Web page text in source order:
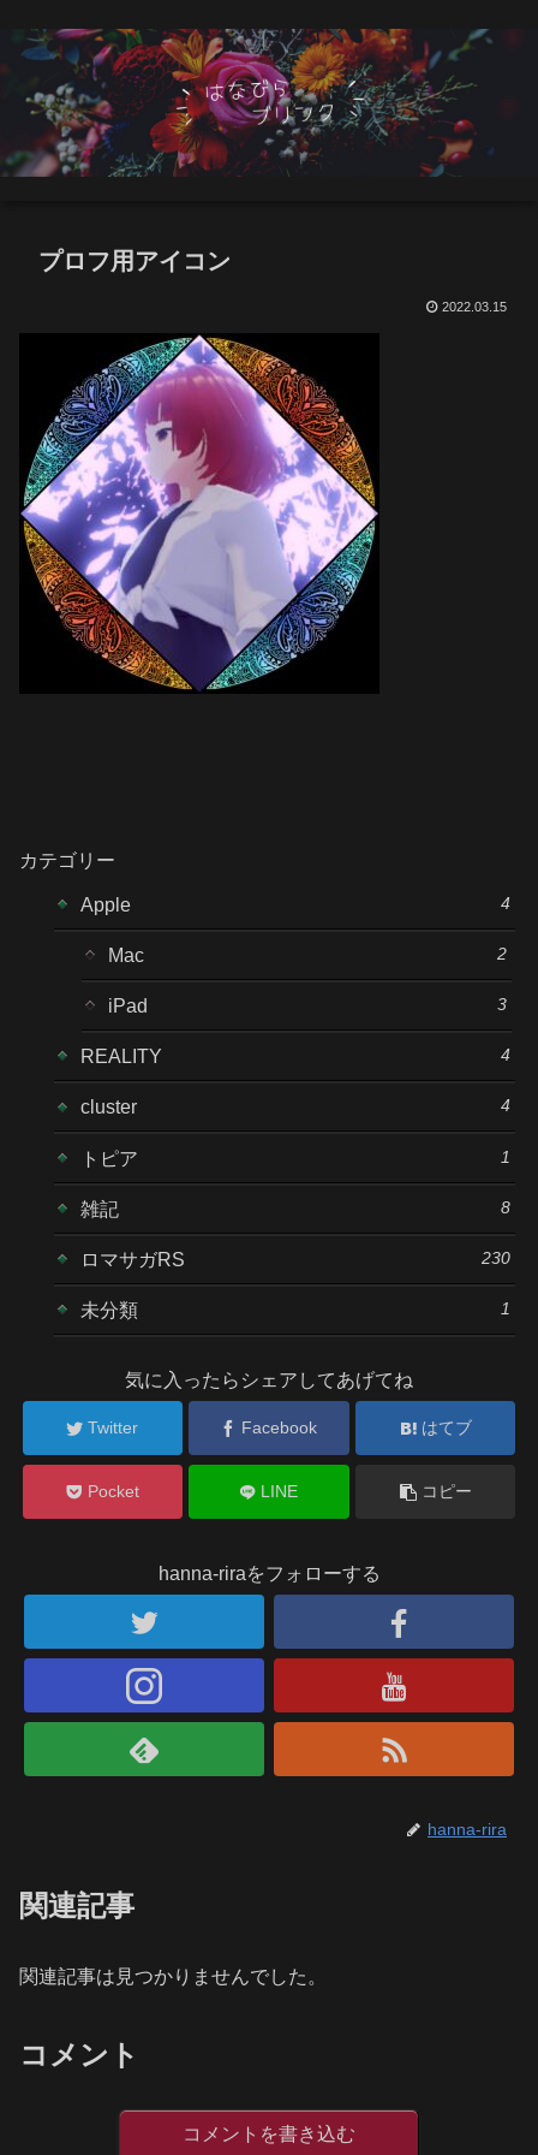
プロフ用アイコン
2022.03.15
カテゴリー
Apple 4
Mac 2
iPad 3
REALITY 4
cluster 4
トピア 1
雑記 8
ロマサガRS 230
未分類 1
気に入ったらシェアしてあげてね
Twitter Facebook はてブ
Pocket LINE コピー
hanna-riraをフォローする
hanna-rira
関連記事
関連記事は見つかりませんでした。
コメント
コメントを書き込む